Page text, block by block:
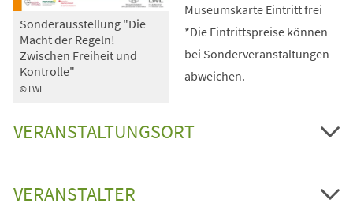
© LWL
Sonderausstellung "Die
Macht der Regeln!
Zwischen Freiheit und
Kontrolle"
Museumskarte Eintritt frei
*Die Eintrittspreise können
bei Sonderveranstaltungen
abweichen.
VERANSTALTUNGSORT
VERANSTALTER